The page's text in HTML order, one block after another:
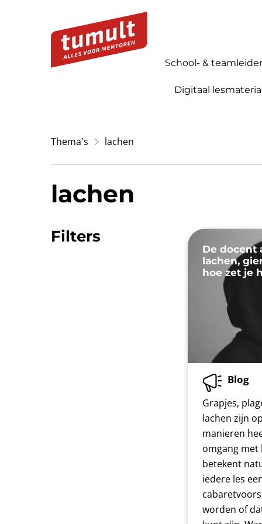
School- &
Digitaal
Thema's lachen
lachen
Filters
De docent
lachen,
hoe zet je
Blog
Grapjes,
lachen zijn
manieren
omgang met
betekent
iedere les
worden of